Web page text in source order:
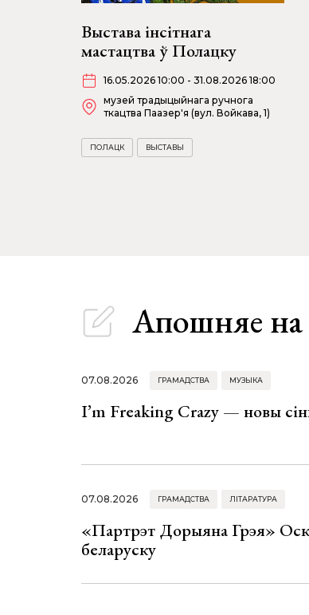
Выстава інсітнага
мастацтва ў Полацку
16.05.2026 10:00 - 31.08.2026 18:00
музей традыцыйнага ручнога
ткацтва Паазер'я (вул. Войкава, 1)
ПОЛАЦК ВЫСТАВЫ
Апошняе
07.08.2026 ГРАМАДСТВА МУЗЫКА
I’m Freaking Crazy — новы
07.08.2026 ГРАМАДСТВА ЛІТАРАТУРА
«Партрэт Дорыяна Грэя»
беларуску